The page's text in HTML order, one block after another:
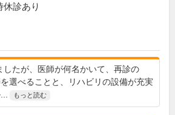
診あり
したが、医師が何名かいて、再診の
選べることと、リハビリの設備が充実
もっと読む